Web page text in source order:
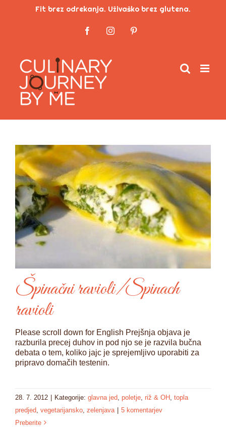
Fit brez odrekanja. Uživaško brez glutena.
FacebookInstagram
Špinačni ravioli/Spinach
ravioli
Please scroll down for English Prejšnja objava je
razburila precej duhov in pod njo se je razvila bučna
debata o tem, koliko jajc je sprejemljivo uporabiti za
pripravo domačih testenin.
28. 7. 2012 | Kategorije: glavna jed poletje riž & OH topla
predjed vegetarijansko zelenjava | 5 komentarjev
Preberite